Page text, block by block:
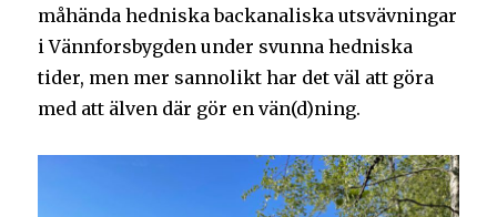
måhända hedniska backanaliska utsvävningar
i Vännforsbygden under svunna hedniska
tider, men mer sannolikt har det väl att göra
med att älven där gör en vän(d)ning.